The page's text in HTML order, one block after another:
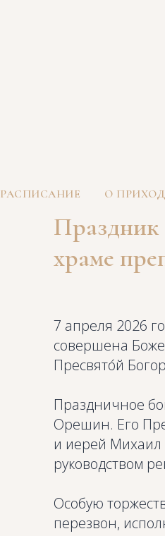
РАСПИСАНИЕ О
Праздник
храме
7 апреля 2026
совершена
Пресвято́й
Праздничное
Орешин. Его
и иерей Михаил
руководством
Особую
перезвон,